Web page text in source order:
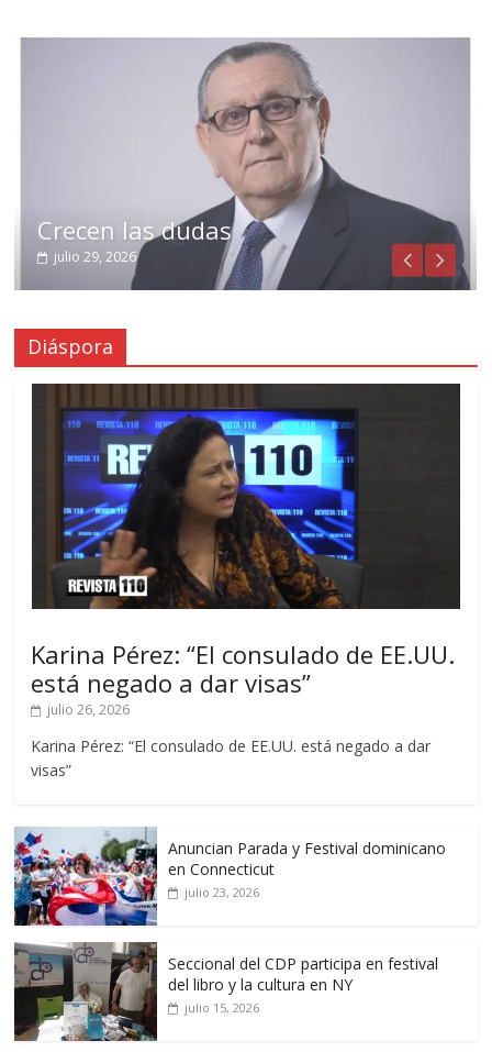
Crecen las dudas
julio 29, 2026
Diáspora
Karina Pérez: “El consulado de EE.UU.
está negado a dar visas”
julio 26, 2026
Karina Pérez: “El consulado de EE.UU. está negado a dar
visas”
Anuncian Parada y Festival dominicano
en Connecticut
julio 23, 2026
Seccional del CDP participa en festival
del libro y la cultura en NY
julio 15, 2026